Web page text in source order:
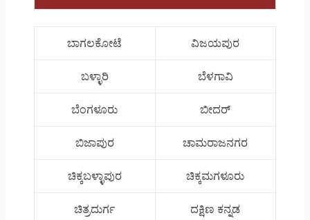
ಬಾಗಲಕೋಟೆ ವಿಜಯಪುರ
ಬಳ್ಳಾರಿ ಬೆಳಗಾವಿ
ಬೆಂಗಳೂರು ಬೀದರ್
ಬಿಜಾಪುರ ಚಾಮರಾಜನಗರ
ಚಿಕ್ಕಬಳ್ಳಾಪುರ ಚಿಕ್ಕಮಗಳೂರು
ಚಿತ್ರದುರ್ಗ ದಕ್ಷಿಣ ಕನ್ನಡ